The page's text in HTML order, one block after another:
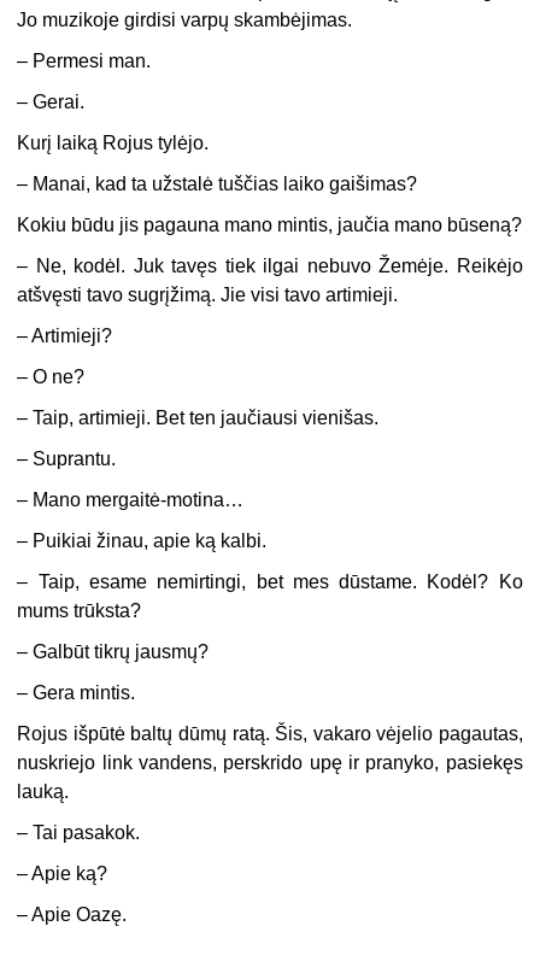
Jo muzikoje girdisi varpų skambėjimas.
– Permesi man.
– Gerai.
Kurį laiką Rojus tylėjo.
– Manai, kad ta užstalė tuščias laiko gaišimas?
Kokiu būdu jis pagauna mano mintis, jaučia mano būseną?
– Ne, kodėl. Juk tavęs tiek ilgai nebuvo Žemėje. Reikėjo
atšvęsti tavo sugrįžimą. Jie visi tavo artimieji.
– Artimieji?
– O ne?
– Taip, artimieji. Bet ten jaučiausi vienišas.
– Suprantu.
– Mano mergaitė-motina…
– Puikiai žinau, apie ką kalbi.
– Taip, esame nemirtingi, bet mes dūstame. Kodėl? Ko
mums trūksta?
– Galbūt tikrų jausmų?
– Gera mintis.
Rojus išpūtė baltų dūmų ratą. Šis, vakaro vėjelio pagautas,
nuskriejo link vandens, perskrido upę ir pranyko, pasiekęs
lauką.
– Tai pasakok.
– Apie ką?
– Apie Oazę.